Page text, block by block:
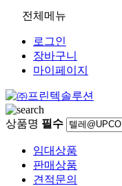
전체메뉴
로그인
장바구니
마이페이지
상품명 필수
임대상품
판매상품
견적문의